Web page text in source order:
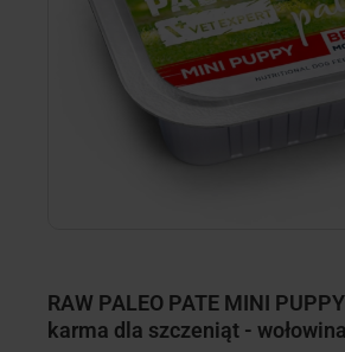
RAW PALEO PATE MINI
karma dla szczeniąt -